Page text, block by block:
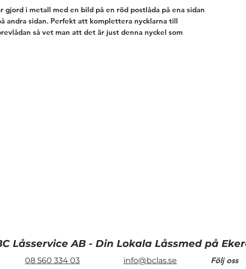
gjord i metall med en bild på en röd postlåda på ena sidan
andra sidan. Perfekt att komplettera nycklarna till
så vet man att det är just denna nyckel som
i diameter
Låsservice AB - Din Lokala Låssmed på
info@bclas.se
08 560 334 03 Följ oss